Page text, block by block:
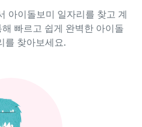
아이돌보미 일자리를 찾고 계
빠르고 쉽게 완벽한 아이돌
를 찾아보세요.